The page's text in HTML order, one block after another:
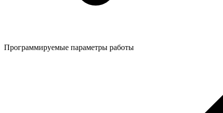
Программируемые параметры работы